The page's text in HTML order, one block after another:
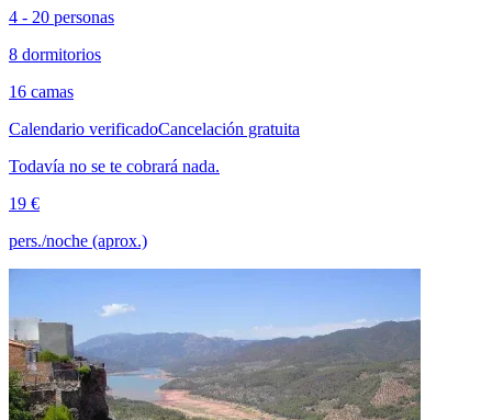
4 - 20 personas
8 dormitorios
16 camas
Calendario verificadoCancelación gratuita
Todavía no se te cobrará nada.
19 €
pers./noche (aprox.)